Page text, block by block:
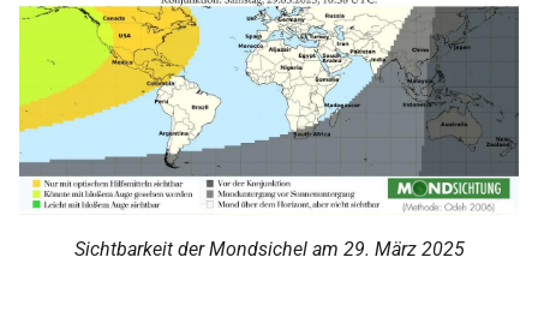
s
Sichtbarkeit der Mondsichel am 29. März 2025